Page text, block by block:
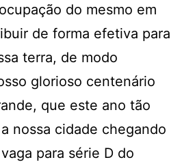
do mesmo em
de forma efetiva para
terra, de modo
glorioso centenário
que este ano tão
nossa cidade chegando
para série D do